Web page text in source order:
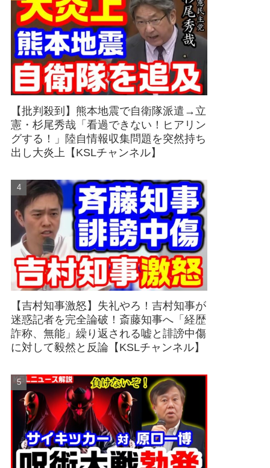
【批判殺到】熊本地震で自衛隊派遣→立
憲・杉尾秀哉「看過できない！ヒアリン
グする！」陸自情報収集問題を突然持ち
出し大炎上【KSLチャンネル】
【吉村知事激怒】失礼やろ！吉村知事が
迷惑記者を完全論破！斎藤知事へ「経歴
詐称、無能」繰り返される嘘と誹謗中傷
に対して毅然と反論【KSLチャンネル】